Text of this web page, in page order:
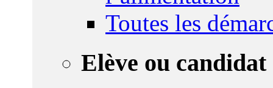
Toutes les
Elève ou candidat